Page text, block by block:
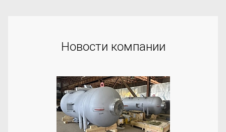
Новости компании